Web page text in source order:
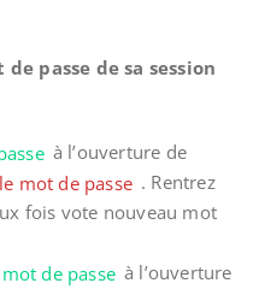
passe de sa session
à l’ouverture de
mot de passe . Rentrez
fois vote nouveau mot
de passe à l’ouverture